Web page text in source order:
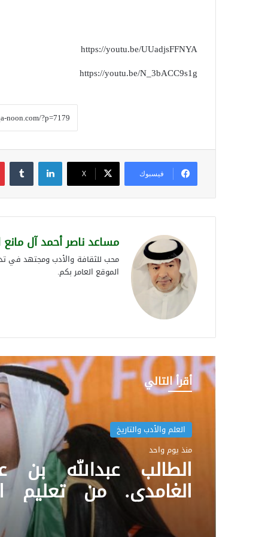
https://youtu.be/UUadjsFFNYA
https://youtu.be/N_3bACC9s1g
فيسبوك ‫X
لينكدإن
مساعد ناصر أحمد آل
محب للثقافة والأدب ومجتهد في
الموقع العامر بكم.
أقرأ التالي
العلم والأدب والتاريخ
منذ يوم واحد
الطالب عبدالله بن
الغامدي. من تعليم
الشرقية، حصل على